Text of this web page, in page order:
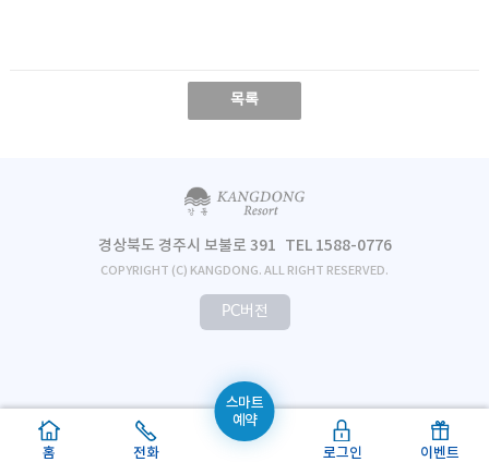
목록
경상북도 경주시 보불로 391 TEL 1588-0776
COPYRIGHT (C) KANGDONG. ALL RIGHT RESERVED.
PC버전
홈 전화
스마트
예약
로그인
이벤트